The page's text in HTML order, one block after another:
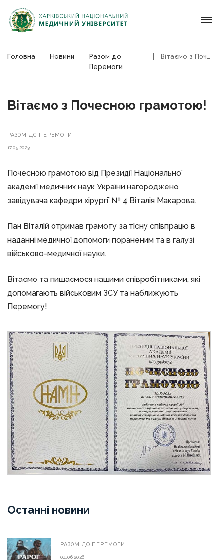
Головна Новини
Разом до
Перемоги
Вітаємо з Почесною грамотою!
РАЗОМ ДО ПЕРЕМОГИ
17.05.2023
Почесною грамотою від Президії Національної
академії медичних наук України нагороджено
завідувача кафедри хірургії № 4 Віталія Макарова.
Пан Віталій отримав грамоту за тісну співпрацю в
наданні медичної допомоги пораненим та в галузі
військово-медичної науки.
Вітаємо та пишаємося нашими співробітниками, які
допомагають військовим ЗСУ та наближують
Перемогу!
Останні новини
РАЗОМ ДО ПЕРЕМОГИ
04.06.2026